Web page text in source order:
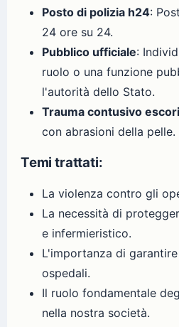
Posto di polizia h24:
24 ore su 24.
Pubblico ufficiale:
ruolo o una funzione
l'autorità dello Stato.
Trauma contusivo
con abrasioni della pelle.
Temi trattati:
La violenza contro gli
La necessità di
e infermieristico.
L'importanza di
ospedali.
Il ruolo fondamentale
nella nostra società.